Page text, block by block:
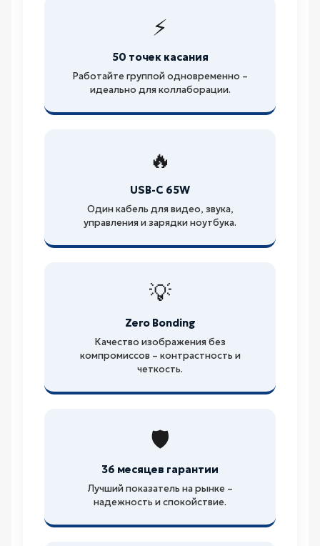
⚡
50 точек касания
Работайте группой одновременно –
идеально для коллаборации.
🔥
USB-C 65W
Один кабель для видео, звука,
управления и зарядки ноутбука.
💡
Zero Bonding
Качество изображения без
компромиссов – контрастность и
четкость.
🛡️
36 месяцев гарантии
Лучший показатель на рынке –
надежность и спокойствие.